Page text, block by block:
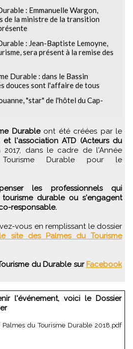
: Emmanuelle Wargon,
de la ministre de la transition
: Jean-Baptiste Lemoyne,
sera présent à la remise des
Durable : dans le Bassin
douces sont l'affaire de tous
"star" de l'hôtel du Cap-
Durableont été créées par le
et l'association ATD (Acteurs du
2017, dans le cadre de l'Année
Durable pour le
les professionnels qui
durable ou s'engagent
responsable.
vous en remplissant le dossier
site des Palmes du Tourisme
du Durable sur Facebook
Palmes du Tourisme Durable 2018.pdf